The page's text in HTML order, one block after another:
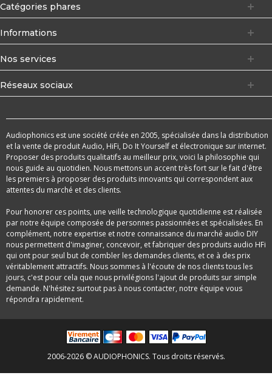
Catégories phares
Informations
Nos services
Réseaux sociaux
Audiophonics est une société créée en 2005, spécialisée dans la distribution
et la vente de produit Audio, HiFi, Do It Yourself et électronique sur internet.
Proposer des produits qualitatifs au meilleur prix, voici la philosophie qui
nous guide au quotidien. Nous mettons un accent très fort sur le fait d'être
les premiers à proposer des produits innovants qui correspondent aux
attentes du marché et des clients.
Pour honorer ces points, une veille technologique quotidienne est réalisée
par notre équipe composée de personnes passionnées et spécialisées. En
complément, notre expertise et notre connaissance du marché audio DIY
nous permettent d'imaginer, concevoir, et fabriquer des produits audio HFi
qui ont pour seul but de combler les demandes clients, et ce à des prix
véritablement attractifs. Nous sommes à l'écoute de nos clients tous les
jours, c'est pour cela que nous privilégions l'ajout de produits sur simple
demande. N'hésitez surtout pas à nous contacter, notre équipe vous
répondra rapidement.
2006-2026 © AUDIOPHONICS. Tous droits réservés.